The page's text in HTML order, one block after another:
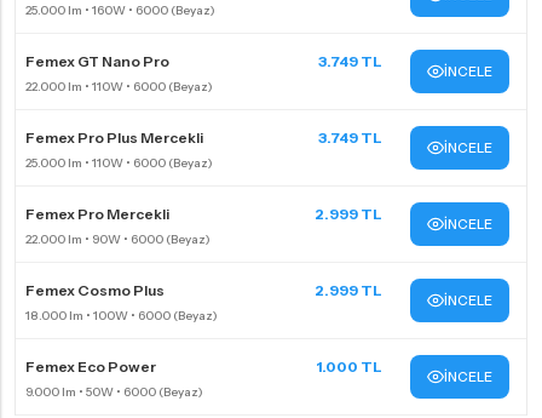
Femex GT Nano Pro 3.749 TL
İNCELE
Femex Pro Plus Mercekli 3.749 TL
İNCELE
Femex Pro Mercekli 2.999 TL
İNCELE
Femex Cosmo Plus 2.999 TL
İNCELE
Femex Eco Power 1.000 TL
İNCELE